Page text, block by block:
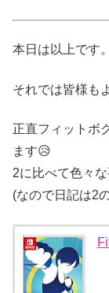
本日は以上です。
それでは皆様も
正直フィットボ
ます😥
2に比べて色々
(なので日記は2